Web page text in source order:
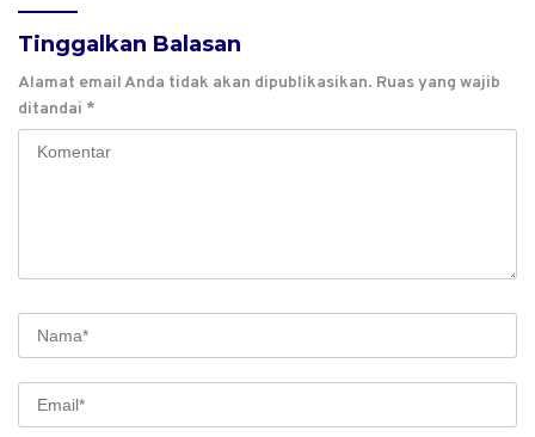
Tinggalkan Balasan
Alamat email Anda tidak akan dipublikasikan. Ruas yang wajib
ditandai *